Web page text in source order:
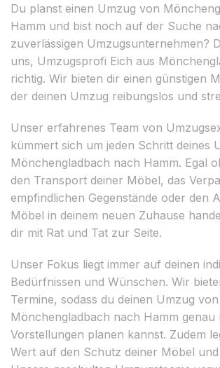
Du planst einen Umzug von
Hamm und bist noch auf der Suche
zuverlässigen Umzugsunternehmen?
uns, Umzugsprofi Eich aus
richtig. Wir bieten dir einen günstigen
der deinen Umzug reibungslos und
Unser erfahrenes Team von
kümmert sich um jeden Schritt deines
Mönchengladbach nach Hamm. Egal
den Transport deiner Möbel, das
empfindlichen Gegenstände oder den
Möbel in deinem neuen Zuhause
dir mit Rat und Tat zur Seite.
Unser Fokus liegt immer auf deinen
Bedürfnissen und Wünschen. Wir
Termine, sodass du deinen Umzug von
Mönchengladbach nach Hamm genau
Vorstellungen planen kannst. Zudem
Wert auf den Schutz deiner Möbel